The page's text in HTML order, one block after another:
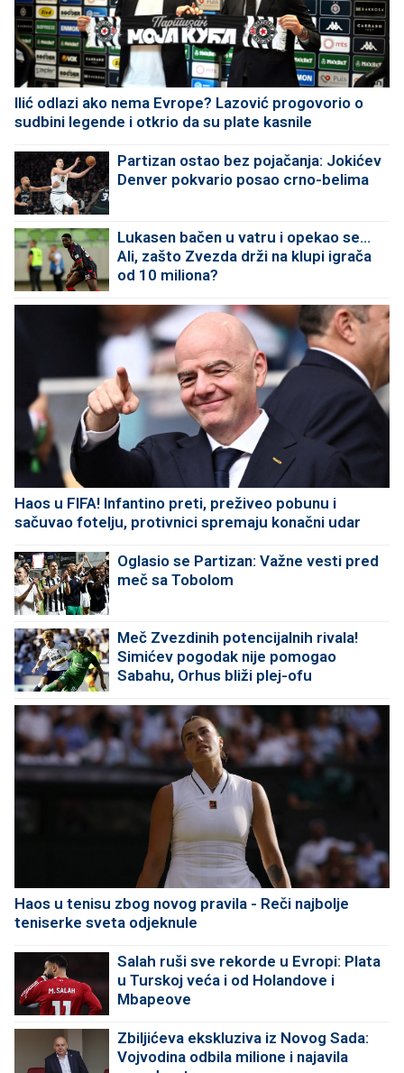
Ilić odlazi ako nema Evrope? Lazović progovorio o
sudbini legende i otkrio da su plate kasnile
Partizan ostao bez pojačanja: Jokićev
Denver pokvario posao crno-belima
Lukasen bačen u vatru i opekao se...
Ali, zašto Zvezda drži na klupi igrača
od 10 miliona?
Haos u FIFA! Infantino preti, preživeo pobunu i
sačuvao fotelju, protivnici spremaju konačni udar
Oglasio se Partizan: Važne vesti pred
meč sa Tobolom
Meč Zvezdinih potencijalnih rivala!
Simićev pogodak nije pomogao
Sabahu, Orhus bliži plej-ofu
Haos u tenisu zbog novog pravila - Reči najbolje
teniserke sveta odjeknule
Salah ruši sve rekorde u Evropi: Plata
u Turskoj veća i od Holandove i
Mbapeove
Zbiljićeva ekskluziva iz Novog Sada:
Vojvodina odbila milione i najavila